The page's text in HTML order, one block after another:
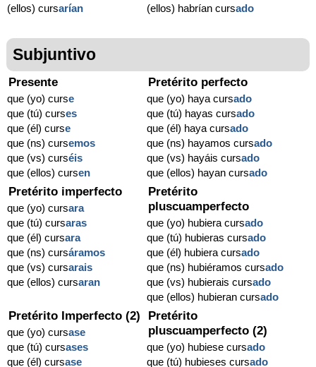
(ellos) cursarían
(ellos) habrían cursado
Subjuntivo
Presente
que (yo) curse
que (tú) curses
que (él) curse
que (ns) cursemos
que (vs) curséis
que (ellos) cursen
Pretérito perfecto
que (yo) haya cursado
que (tú) hayas cursado
que (él) haya cursado
que (ns) hayamos cursado
que (vs) hayáis cursado
que (ellos) hayan cursado
Pretérito imperfecto
que (yo) cursara
que (tú) cursaras
que (él) cursara
que (ns) cursáramos
que (vs) cursarais
que (ellos) cursaran
Pretérito
pluscuamperfecto
que (yo) hubiera cursado
que (tú) hubieras cursado
que (él) hubiera cursado
que (ns) hubiéramos cursado
que (vs) hubierais cursado
que (ellos) hubieran cursado
Pretérito Imperfecto (2)
que (yo) cursase
que (tú) cursases
que (él) cursase
Pretérito
pluscuamperfecto (2)
que (yo) hubiese cursado
que (tú) hubieses cursado